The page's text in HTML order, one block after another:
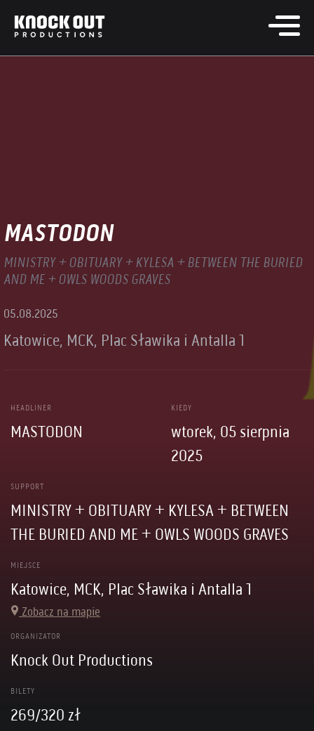
MASTODON
MINISTRY + OBITUARY + KYLESA + BETWEEN THE BURIED
AND ME + OWLS WOODS GRAVES
05.08.2025
Katowice, MCK, Plac Sławika i Antalla 1
HEADLINER
MASTODON
KIEDY
wtorek, 05 sierpnia
2025
SUPPORT
MINISTRY + OBITUARY + KYLESA + BETWEEN
THE BURIED AND ME + OWLS WOODS GRAVES
MIEJSCE
Katowice, MCK, Plac Sławika i Antalla 1
Zobacz na mapie
ORGANIZATOR
Knock Out Productions
BILETY
269/320 zł